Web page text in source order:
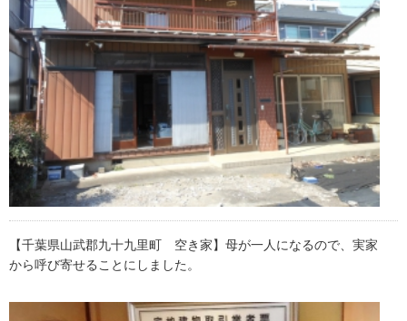
【千葉県山武郡九十九里町 空き家】母が一人になるので、実家
から呼び寄せることにしました。